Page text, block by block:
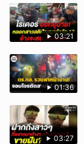
03:21
01:36
03:27